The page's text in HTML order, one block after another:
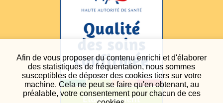
Afin de vous proposer du contenu enrichi et d'élaborer
des statistiques de fréquentation, nous sommes
susceptibles de déposer des cookies tiers sur votre
machine. Cela ne peut se faire qu'en obtenant, au
préalable, votre consentement pour chacun de ces